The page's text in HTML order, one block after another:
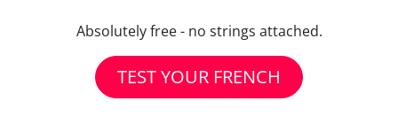
Absolutely free - no strings attached.
TEST YOUR FRENCH